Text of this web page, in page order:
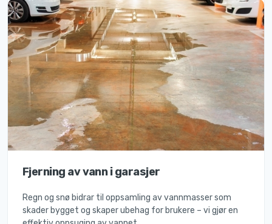
Fjerning av vann i garasjer
Regn og snø bidrar til oppsamling av vannmasser som
skader bygget og skaper ubehag for brukere – vi gjør en